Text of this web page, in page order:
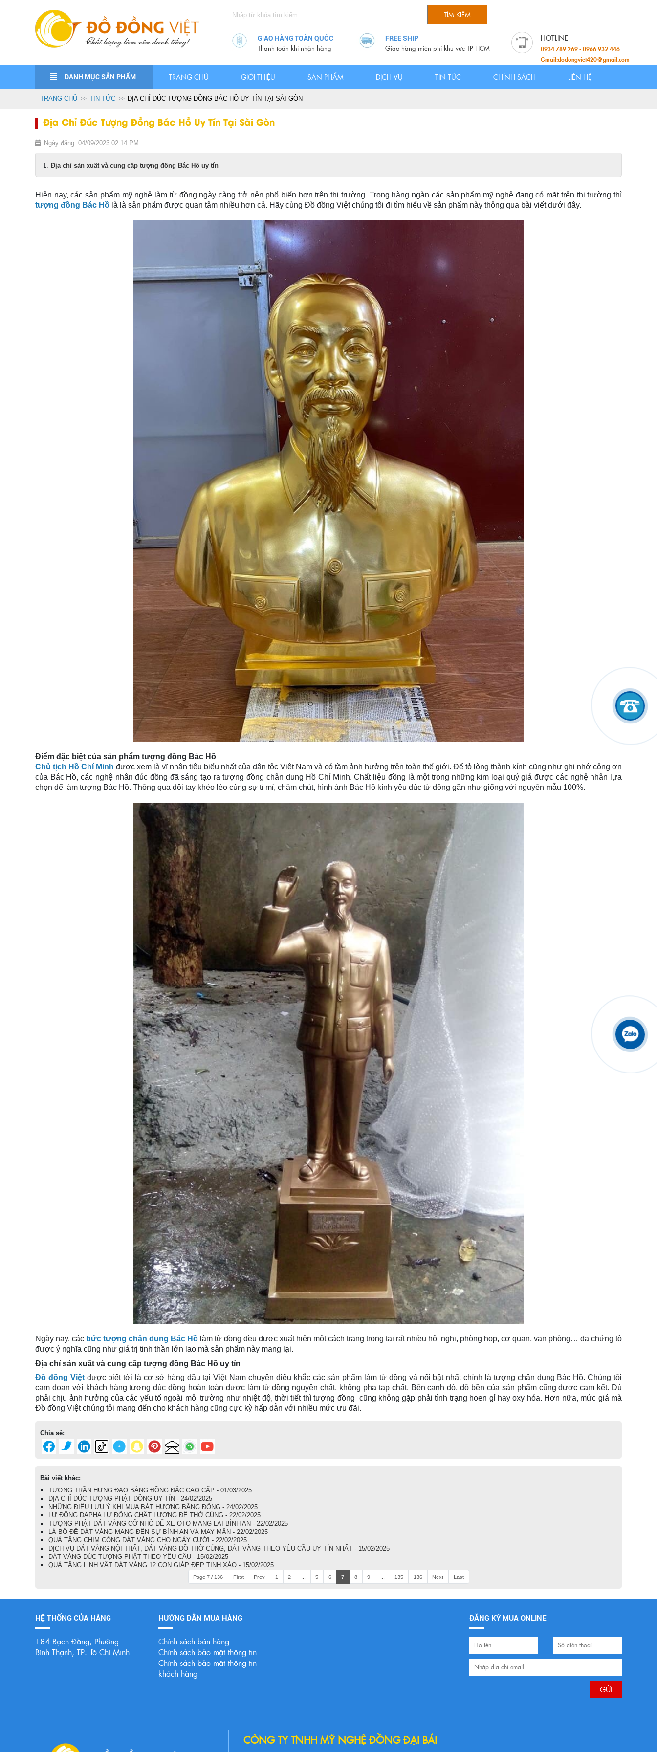
GIAO HÀNG TOÀN QUỐC
Thanh toán khi nhận hàng
FREE SHIP
Giao hàng miễn phí khu vực TP HCM
0934 789 269 - 0966 932 446
Gmail:dodongviet420@gmail.com
DANH MỤC SẢN PHẨM TRANG CHỦ GIỚI THIỆU SẢN PHẨM DỊCH VỤ TIN TỨC CHÍNH SÁCH LIÊN HỆ
TRANG CHỦ TIN TỨC ĐỊA CHỈ ĐÚC TƯỢNG ĐỒNG BÁC HỒ UY TÍN TẠI SÀI GÒN
Địa Chỉ Đúc Tượng Đồng Bác Hồ Uy Tín Tại Sài Gòn
Ngày đăng: 04/09/2023 02:14 PM
Địa chỉ sản xuất và cung cấp tượng đồng Bác Hồ uy tín
Hiện nay, các sản phẩm mỹ nghệ làm từ đồng ngày càng trở nên phổ biến hơn trên thị trường. Trong hàng ngàn các sản phẩm mỹ nghệ đang có mặt trên thị trường thì
tượng đồng Bác Hồ là là sản phẩm được quan tâm nhiều hơn cả. Hãy cùng Đồ đồng Việt chúng tôi đi tìm hiểu về sản phẩm này thông qua bài viết dưới đây.
Điểm đặc biệt của sản phẩm tượng đồng Bác Hồ
Chủ tịch Hồ Chí Minh được xem là vĩ nhân tiêu biểu nhất của dân tộc Việt Nam và có tầm ảnh hưởng trên toàn thế giới. Để tỏ lòng thành kính cũng như ghi nhớ công ơn
của Bác Hồ, các nghệ nhân đúc đồng đã sáng tạo ra tượng đồng chân dung Hồ Chí Minh. Chất liệu đồng là một trong những kim loại quý giá được các nghệ nhân lựa
chọn để làm tượng Bác Hồ. Thông qua đôi tay khéo léo cùng sự tỉ mỉ, chăm chút, hình ảnh Bác Hồ kính yêu đúc từ đồng gần như giống với nguyên mẫu 100%.
Ngày nay, các bức tượng chân dung Bác Hồ làm từ đồng đều được xuất hiện một cách trang trọng tại rất nhiều hội nghị, phòng họp, cơ quan, văn phòng… đã chứng tỏ
được ý nghĩa cũng như giá trị tinh thần lớn lao mà sản phẩm này mang lại.
Địa chỉ sản xuất và cung cấp tượng đồng Bác Hồ uy tín
Đồ đồng Việt được biết tới là cơ sở hàng đầu tại Việt Nam chuyên điêu khắc các sản phẩm làm từ đồng và nổi bật nhất chính là tượng chân dung Bác Hồ. Chúng tôi
cam đoan với khách hàng tượng đúc đồng hoàn toàn được làm từ đồng nguyên chất, không pha tạp chất. Bên cạnh đó, độ bền của sản phẩm cũng được cam kết. Dù
phải chịu ảnh hưởng của các yếu tố ngoài môi trường như nhiệt độ, thời tiết thì tượng đồng cũng không gặp phải tình trạng hoen gỉ hay oxy hóa. Hơn nữa, mức giá mà
Đồ đồng Việt chúng tôi mang đến cho khách hàng cũng cực kỳ hấp dẫn với nhiều mức ưu đãi.
Chia sẻ:
Bài viết khác:
TƯỢNG TRẦN HƯNG ĐẠO BẰNG ĐỒNG ĐẶC CAO CẤP - 01/03/2025
ĐỊA CHỈ ĐÚC TƯỢNG PHẬT ĐỒNG UY TÍN - 24/02/2025
NHỮNG ĐIỀU LƯU Ý KHI MUA BÁT HƯƠNG BẰNG ĐỒNG - 24/02/2025
LƯ ĐỒNG DAPHA LƯ ĐỒNG CHẤT LƯỢNG ĐỂ THỜ CÚNG - 22/02/2025
TƯỢNG PHẬT DÁT VÀNG CỠ NHỎ ĐỂ XE OTO MANG LẠI BÌNH AN - 22/02/2025
LÁ BỒ ĐỀ DÁT VÀNG MANG ĐẾN SỰ BÌNH AN VÀ MAY MẮN - 22/02/2025
QUÀ TẶNG CHIM CÔNG DÁT VÀNG CHO NGÀY CƯỚI - 22/02/2025
DỊCH VỤ DÁT VÀNG NỘI THẤT, DÁT VÀNG ĐỒ THỜ CÚNG, DÁT VÀNG THEO YÊU CẦU UY TÍN NHẤT - 15/02/2025
DÁT VÀNG ĐÚC TƯỢNG PHẬT THEO YÊU CẦU - 15/02/2025
QUÀ TẶNG LINH VẬT DÁT VÀNG 12 CON GIÁP ĐẸP TINH XẢO - 15/02/2025
Page 7 / 136 First Prev 1 2 5 6 7 8 9 135 136 Next Last
HỆ THỐNG CỦA HÀNG
184 Bạch Đằng, Phường
Bình Thạnh, TP.Hồ Chí Minh
HƯỚNG DẪN MUA HÀNG
Chính sách bán hàng
Chính sách bảo mật thông tin
Chính sách bảo mật thông tin
khách hàng
ĐĂNG KÝ MUA ONLINE
CÔNG TY TNHH MỸ NGHỆ ĐỒNG ĐẠI BÁI